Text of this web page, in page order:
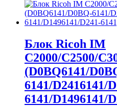
Блок Ricoh IM
C2000/C2500/
(D0BQ6141/
6141/D2416141/
6141/D1496141/